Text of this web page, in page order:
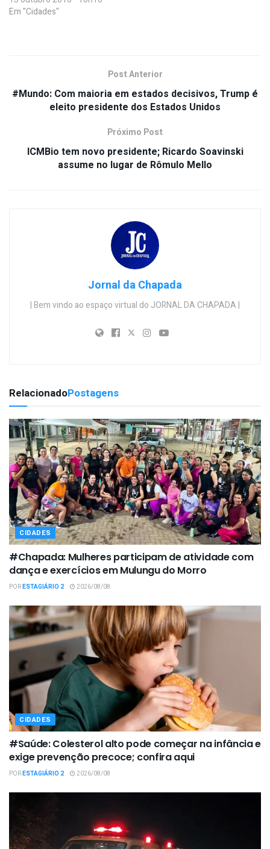
Em "Cidades"
Post Anterior
#Mundo: Com maioria em estados decisivos, Trump é
eleito presidente dos Estados Unidos
Próximo Post
ICMBio tem novo presidente; Ricardo Soavinski
assume no lugar de Rômulo Mello
Jornal da Chapada
| Bem vindo ao espaço virtual do JORNAL DA CHAPADA |
RelacionadoPostagens
CIDADES
#Chapada: Mulheres participam de atividade com
dança e exercícios em Mulungu do Morro
PORESTAGIÁRIO 2 2026/08/08
CIDADES
#Saúde: Colesterol alto pode começar na infância e
exige prevenção precoce; confira aqui
PORESTAGIÁRIO 2 2026/08/08